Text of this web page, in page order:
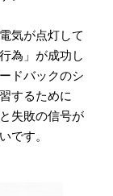
気が点灯して
為」が成功し
ドバックのシ
するために
失敗の信号が
です。